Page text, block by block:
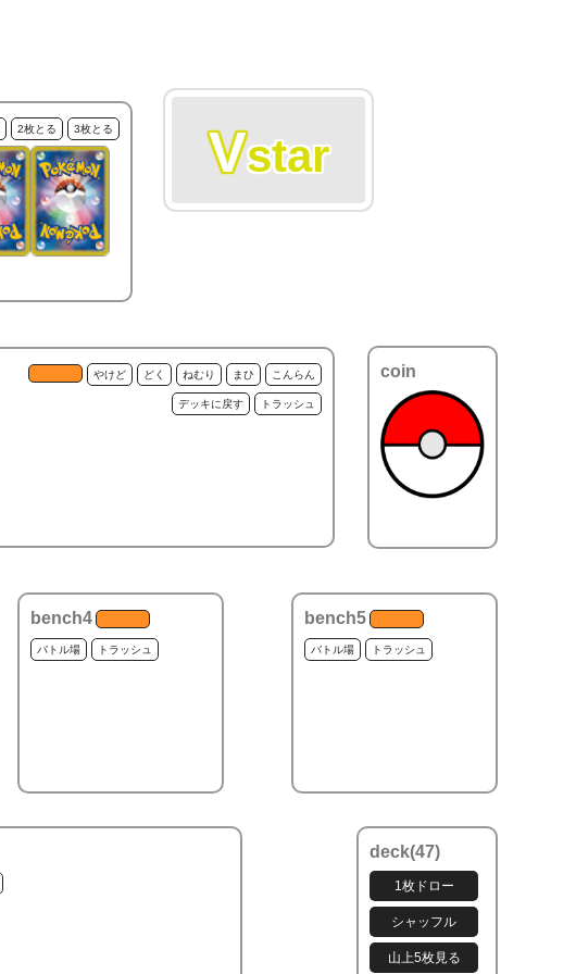
2枚とる 3枚とる Vstar
やけど どく ねむり まひ こんらん
デッキに戻す トラッシュ
coin
bench4
バトル場 トラッシュ
bench5
バトル場 トラッシュ
deck(47)